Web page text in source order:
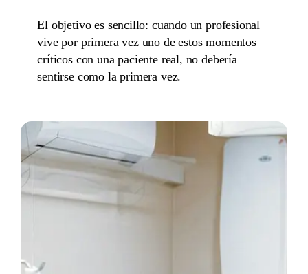
El objetivo es sencillo: cuando un profesional
vive por primera vez uno de estos momentos
críticos con una paciente real, no debería
sentirse como la primera vez.